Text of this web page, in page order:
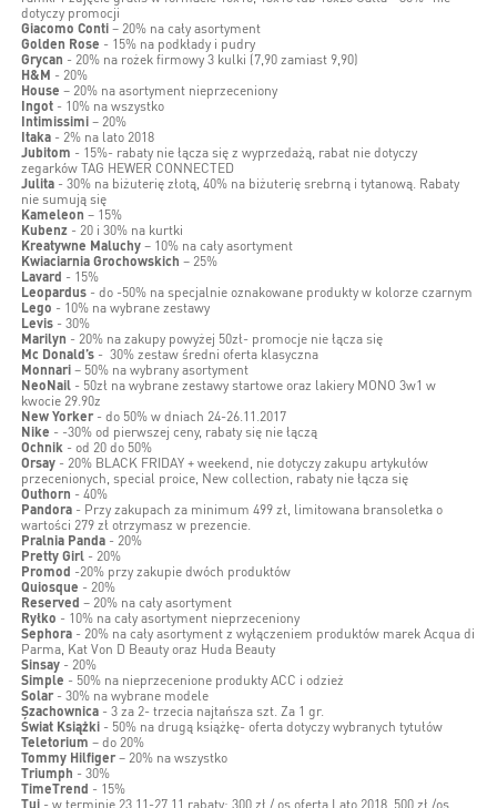
dotyczy promocji
Giacomo Conti – 20% na cały asortyment
Golden Rose - 15% na podkłady i pudry
Grycan - 20% na rożek firmowy 3 kulki (7,90 zamiast 9,90)
H&M - 20%
House – 20% na asortyment nieprzeceniony
Ingot - 10% na wszystko
Intimissimi – 20%
Itaka - 2% na lato 2018
Jubitom - 15%- rabaty nie łącza się z wyprzedażą, rabat nie dotyczy
zegarków TAG HEWER CONNECTED
Julita - 30% na biżuterię złotą, 40% na biżuterię srebrną i tytanową. Rabaty
nie sumują się
Kameleon – 15%
Kubenz - 20 i 30% na kurtki
Kreatywne Maluchy – 10% na cały asortyment
Kwiaciarnia Grochowskich – 25%
Lavard - 15%
Leopardus - do -50% na specjalnie oznakowane produkty w kolorze czarnym
Lego - 10% na wybrane zestawy
Levis - 30%
Marilyn - 20% na zakupy powyżej 50zł- promocje nie łącza się
Mc Donald’s - 30% zestaw średni oferta klasyczna
Monnari – 50% na wybrany asortyment
NeoNail - 50zł na wybrane zestawy startowe oraz lakiery MONO 3w1 w
kwocie 29.90z
New Yorker- do 50% w dniach 24-26.11.2017
Nike - -30% od pierwszej ceny, rabaty się nie łączą
Ochnik - od 20 do 50%
Orsay - 20% BLACK FRIDAY + weekend, nie dotyczy zakupu artykułów
przecenionych, special proice, New collection, rabaty nie łącza się
Outhorn - 40%
Pandora - Przy zakupach za minimum 499 zł, limitowana bransoletka o
wartości 279 zł otrzymasz w prezencie.
Pralnia Panda - 20%
Pretty Girl - 20%
Promod -20% przy zakupie dwóch produktów
Quiosque - 20%
Reserved – 20% na cały asortyment
Ryłko - 10% na cały asortyment nieprzeceniony
Sephora - 20% na cały asortyment z wyłączeniem produktów marek Acqua di
Parma, Kat Von D Beauty oraz Huda Beauty
Sinsay - 20%
Simple - 50% na nieprzecenione produkty ACC i odzież
Solar - 30% na wybrane modele
Szachownica - 3 za 2- trzecia najtańsza szt. Za 1 gr.
Świat Książki - 50% na drugą książkę- oferta dotyczy wybranych tytułów
Teletorium – do 20%
Tommy Hilfiger– 20% na wszystko
Triumph - 30%
TimeTrend - 15%